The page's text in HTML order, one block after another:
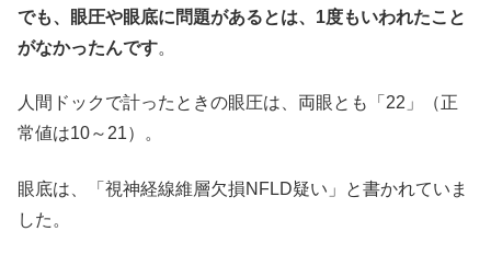
でも、眼圧や眼底に問題があるとは、1度もいわれたこと
がなかったんです。
人間ドックで計ったときの眼圧は、両眼とも「22」（正
常値は10～21）。
眼底は、「視神経線維層欠損NFLD疑い」と書かれていま
した。